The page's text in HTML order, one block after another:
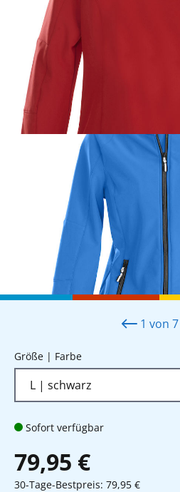
1 von 7
Größe | Farbeauswählen
Sofort verfügbar
79,95 €
30-Tage-Bestpreis: 79,95 €